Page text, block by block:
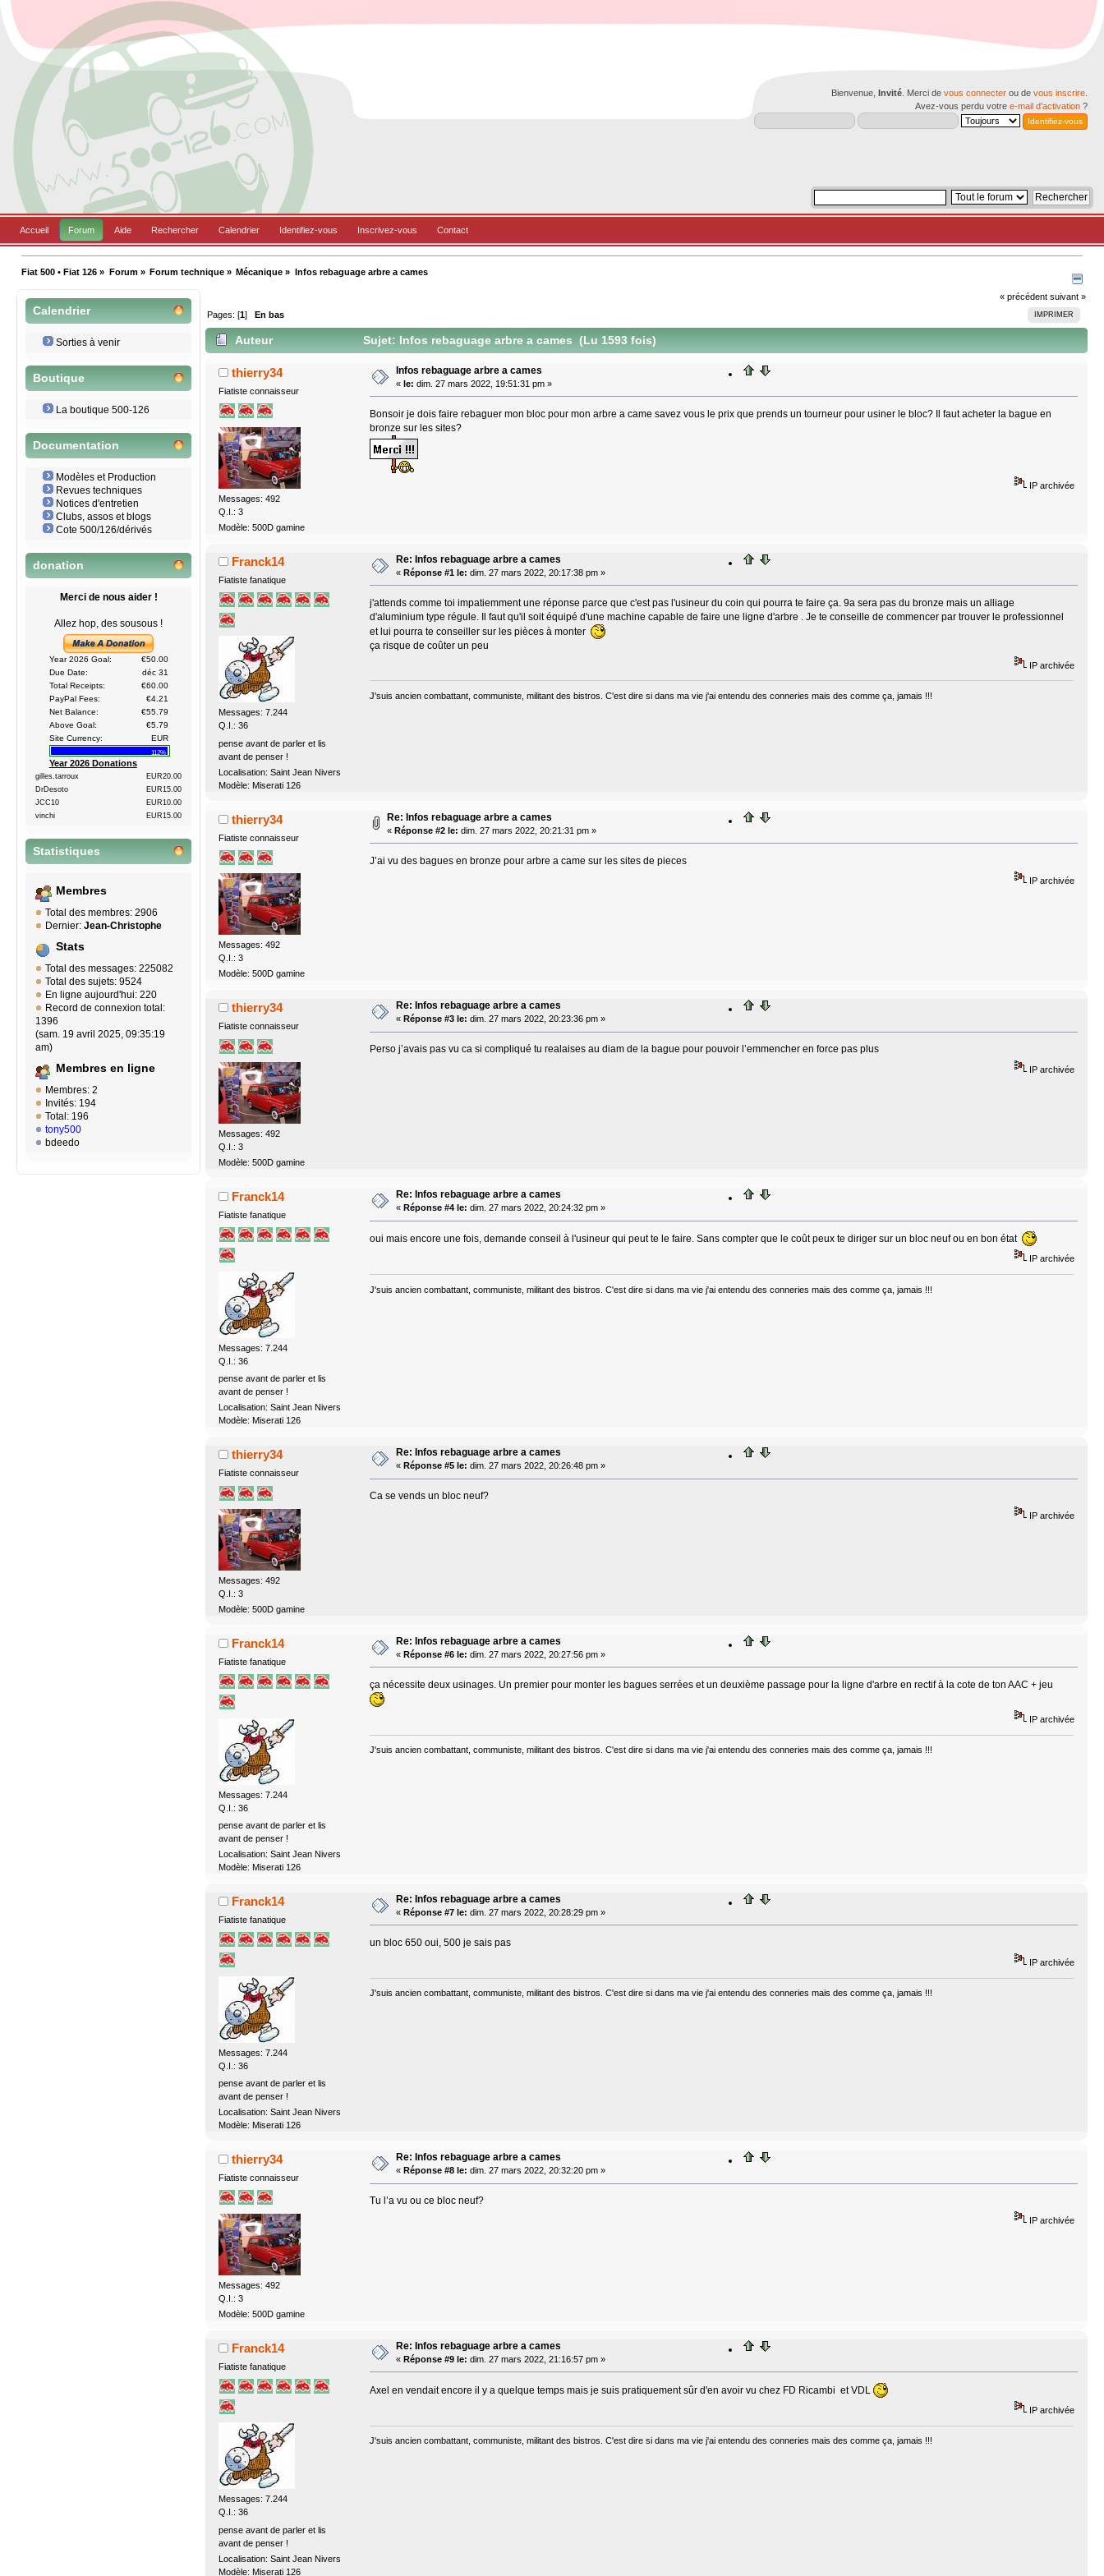
Bienvenue, Invité . Merci de vous connecter ou de vous inscrire
Avez-vous perdu votre e-mail d'activation ?
Accueil Forum Aide Rechercher Calendrier Identifiez-vous Inscrivez-vous Contact
Fiat 500 • Fiat 126 » Forum» Forum technique» Mécanique » Infos rebaguage arbre a cames
Calendrier
Sorties à venir
Boutique
La boutique 500-126
Documentation
Modèles et Production
Revues techniques
Notices d'entretien
Clubs, assos et blogs
Cote 500/126/dérivés
donation
Merci de nous aider !
Allez hop, des sousous !
Year 2026 Goal:
€50.00
Due Date:
déc 31
Total Receipts:
€60.00
PayPal Fees:
€4.21
Net Balance:
€55.79
Above Goal:
€5.79
Site Currency:
EUR
112%
Year 2026 Donations
gilles.tarroux
EUR20.00
DrDesoto
EUR15.00
JCC10
EUR10.00
vinchi
EUR15.00
Statistiques
Membres
Total des membres: 2906
Dernier: Jean-Christophe
Stats
Total des messages: 225082
Total des sujets: 9524
En ligne aujourd'hui: 220
Record de connexion total:
1396
(sam. 19 avril 2025, 09:35:19
am)
Membres en ligne
Membres: 2
Invités: 194
Total: 196
tony500
bdeedo
« précédent suivant »
IMPRIMER
Pages: [1] En bas
Auteur Sujet: Infos rebaguage arbre a cames (Lu 1593 fois)
thierry34
Fiatiste connaisseur
Messages: 492
Q.I.: 3
Modèle: 500D gamine
Infos rebaguage arbre a cames
« le: dim. 27 mars 2022, 19:51:31 pm »
Bonsoir je dois faire rebaguer mon bloc pour mon arbre a came savez vous le prix que prends un tourneur pour usiner le bloc? Il faut acheter la bague en
bronze sur les sites?
IP archivée
Franck14
Fiatiste fanatique
Messages: 7.244
Q.I.: 36
pense avant de parler et lis
avant de penser !
Localisation: Saint Jean Nivers
Modèle: Miserati 126
Re: Infos rebaguage arbre a cames
« Réponse #1 le: dim. 27 mars 2022, 20:17:38 pm »
j'attends comme toi impatiemment une réponse parce que c'est pas l'usineur du coin qui pourra te faire ça. 9a sera pas du bronze mais un alliage
d'aluminium type régule. Il faut qu'il soit équipé d'une machine capable de faire une ligne d'arbre . Je te conseille de commencer par trouver le professionnel
et lui pourra te conseiller sur les pièces à monter
ça risque de coûter un peu
IP archivée
J'suis ancien combattant, communiste, militant des bistros. C'est dire si dans ma vie j'ai entendu des conneries mais des comme ça, jamais !!!
thierry34
Fiatiste connaisseur
Messages: 492
Q.I.: 3
Modèle: 500D gamine
Re: Infos rebaguage arbre a cames
« Réponse #2 le: dim. 27 mars 2022, 20:21:31 pm »
J’ai vu des bagues en bronze pour arbre a came sur les sites de pieces
IP archivée
thierry34
Fiatiste connaisseur
Messages: 492
Q.I.: 3
Modèle: 500D gamine
Re: Infos rebaguage arbre a cames
« Réponse #3 le: dim. 27 mars 2022, 20:23:36 pm »
Perso j’avais pas vu ca si compliqué tu realaises au diam de la bague pour pouvoir l’emmencher en force pas plus
IP archivée
Franck14
Fiatiste fanatique
Messages: 7.244
Q.I.: 36
pense avant de parler et lis
avant de penser !
Localisation: Saint Jean Nivers
Modèle: Miserati 126
Re: Infos rebaguage arbre a cames
« Réponse #4 le: dim. 27 mars 2022, 20:24:32 pm »
oui mais encore une fois, demande conseil à l'usineur qui peut te le faire. Sans compter que le coût peux te diriger sur un bloc neuf ou en bon état
IP archivée
J'suis ancien combattant, communiste, militant des bistros. C'est dire si dans ma vie j'ai entendu des conneries mais des comme ça, jamais !!!
thierry34
Fiatiste connaisseur
Messages: 492
Q.I.: 3
Modèle: 500D gamine
Re: Infos rebaguage arbre a cames
« Réponse #5 le: dim. 27 mars 2022, 20:26:48 pm »
Ca se vends un bloc neuf?
IP archivée
Franck14
Fiatiste fanatique
Messages: 7.244
Q.I.: 36
pense avant de parler et lis
avant de penser !
Localisation: Saint Jean Nivers
Modèle: Miserati 126
Re: Infos rebaguage arbre a cames
« Réponse #6 le: dim. 27 mars 2022, 20:27:56 pm »
ça nécessite deux usinages. Un premier pour monter les bagues serrées et un deuxième passage pour la ligne d'arbre en rectif à la cote de ton AAC + jeu
IP archivée
J'suis ancien combattant, communiste, militant des bistros. C'est dire si dans ma vie j'ai entendu des conneries mais des comme ça, jamais !!!
Franck14
Fiatiste fanatique
Messages: 7.244
Q.I.: 36
pense avant de parler et lis
avant de penser !
Localisation: Saint Jean Nivers
Modèle: Miserati 126
Re: Infos rebaguage arbre a cames
« Réponse #7 le: dim. 27 mars 2022, 20:28:29 pm »
un bloc 650 oui, 500 je sais pas
IP archivée
J'suis ancien combattant, communiste, militant des bistros. C'est dire si dans ma vie j'ai entendu des conneries mais des comme ça, jamais !!!
thierry34
Fiatiste connaisseur
Messages: 492
Q.I.: 3
Modèle: 500D gamine
Re: Infos rebaguage arbre a cames
« Réponse #8 le: dim. 27 mars 2022, 20:32:20 pm »
Tu l’a vu ou ce bloc neuf?
IP archivée
Franck14
Fiatiste fanatique
Messages: 7.244
Q.I.: 36
pense avant de parler et lis
avant de penser !
Localisation: Saint Jean Nivers
Modèle: Miserati 126
Re: Infos rebaguage arbre a cames
« Réponse #9 le: dim. 27 mars 2022, 21:16:57 pm »
Axel en vendait encore il y a quelque temps mais je suis pratiquement sûr d'en avoir vu chez FD Ricambi et VDL
IP archivée
J'suis ancien combattant, communiste, militant des bistros. C'est dire si dans ma vie j'ai entendu des conneries mais des comme ça, jamais !!!